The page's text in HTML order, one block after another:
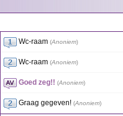
Wc-raam (Anoniem)
Wc-raam (Anoniem)
Goed zeg!! (Anoniem)
Graag gegeven! (Anoniem)